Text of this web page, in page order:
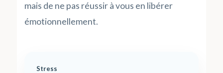
mais de ne pas réussir à vous en libérer
émotionnellement.
Stress